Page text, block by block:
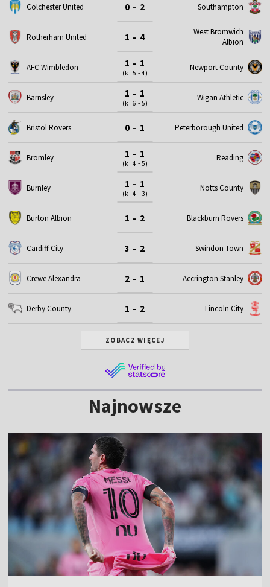
Colchester United 0 - 2 Southampton
Rotherham United 1 - 4
West Bromwich
Albion
AFC Wimbledon 1 - 1
(k. 5 - 4)
Newport County
Barnsley 1 - 1
(k. 6 - 5)
Wigan Athletic
Bristol Rovers 0 - 1 Peterborough United
Bromley 1 - 1
(k. 4 - 5)
Reading
Burnley 1 - 1
(k. 4 - 3)
Notts County
Burton Albion 1 - 2 Blackburn Rovers
Cardiff City 3 - 2 Swindon Town
Crewe Alexandra 2 - 1 Accrington Stanley
Derby County 1 - 2 Lincoln City
ZOBACZ WIĘCEJ
Najnowsze